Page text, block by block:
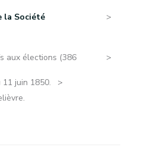
la Société
aux élections (386
juin 1850.